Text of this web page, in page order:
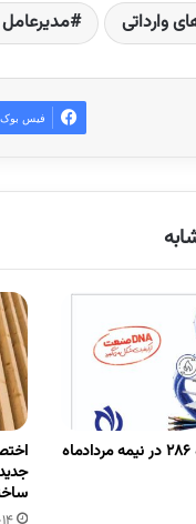
وارداتی
فیس بوک
مجله بسپار شماره 286 در نیمه مردادماه